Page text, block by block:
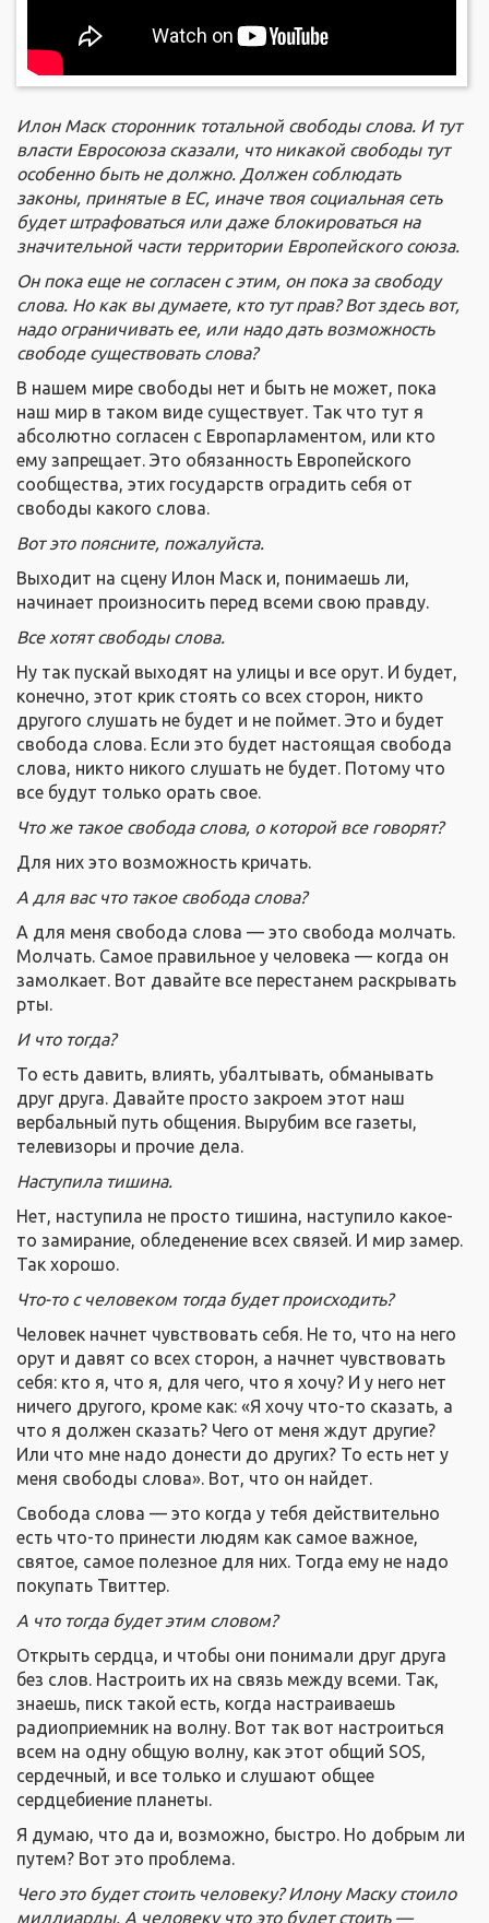
Илон Маск сторонник тотальной свободы слова. И тут
власти Евросоюза сказали, что никакой свободы тут
особенно быть не должно. Должен соблюдать
законы, принятые в ЕС, иначе твоя социальная сеть
будет штрафоваться или даже блокироваться на
значительной части территории Европейского союза.
Он пока еще не согласен с этим, он пока за свободу
слова. Но как вы думаете, кто тут прав? Вот здесь вот,
надо ограничивать ее, или надо дать возможность
свободе существовать слова?
В нашем мире свободы нет и быть не может, пока
наш мир в таком виде существует. Так что тут я
абсолютно согласен с Европарламентом, или кто
ему запрещает. Это обязанность Европейского
сообщества, этих государств оградить себя от
свободы какого слова.
Вот это поясните, пожалуйста.
Выходит на сцену Илон Маск и, понимаешь ли,
начинает произносить перед всеми свою правду.
Все хотят свободы слова.
Ну так пускай выходят на улицы и все орут. И будет,
конечно, этот крик стоять со всех сторон, никто
другого слушать не будет и не поймет. Это и будет
свобода слова. Если это будет настоящая свобода
слова, никто никого слушать не будет. Потому что
все будут только орать свое.
Что же такое свобода слова, о которой все говорят?
Для них это возможность кричать.
А для вас что такое свобода слова?
А для меня свобода слова — это свобода молчать.
Молчать. Самое правильное у человека — когда он
замолкает. Вот давайте все перестанем раскрывать
рты.
И что тогда?
То есть давить, влиять, убалтывать, обманывать
друг друга. Давайте просто закроем этот наш
вербальный путь общения. Вырубим все газеты,
телевизоры и прочие дела.
Наступила тишина.
Нет, наступила не просто тишина, наступило какое-
то замирание, обледенение всех связей. И мир замер.
Так хорошо.
Что-то с человеком тогда будет происходить?
Человек начнет чувствовать себя. Не то, что на него
орут и давят со всех сторон, а начнет чувствовать
себя: кто я, что я, для чего, что я хочу? И у него нет
ничего другого, кроме как: «Я хочу что-то сказать, а
что я должен сказать? Чего от меня ждут другие?
Или что мне надо донести до других? То есть нет у
меня свободы слова». Вот, что он найдет.
Свобода слова — это когда у тебя действительно
есть что-то принести людям как самое важное,
святое, самое полезное для них. Тогда ему не надо
покупать Твиттер.
А что тогда будет этим словом?
Открыть сердца, и чтобы они понимали друг друга
без слов. Настроить их на связь между всеми. Так,
знаешь, писк такой есть, когда настраиваешь
радиоприемник на волну. Вот так вот настроиться
всем на одну общую волну, как этот общий SOS,
сердечный, и все только и слушают общее
сердцебиение планеты.
Я думаю, что да и, возможно, быстро. Но добрым ли
путем? Вот это проблема.
Чего это будет стоить человеку? Илону Маску стоило
миллиарды. А человеку что это будет стоить —